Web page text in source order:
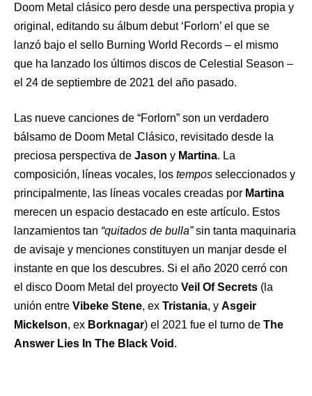
Doom Metal clásico pero desde una perspectiva propia y
original, editando su álbum debut ‘Forlorn’ el que se
lanzó bajo el sello Burning World Records – el mismo
que ha lanzado los últimos discos de Celestial Season –
el 24 de septiembre de 2021 del año pasado.
Las nueve canciones de “Forlorn” son un verdadero
bálsamo de Doom Metal Clásico, revisitado desde la
preciosa perspectiva de Jason y Martina. La
composición, líneas vocales, los tempos seleccionados y
principalmente, las líneas vocales creadas por Martina
merecen un espacio destacado en este artículo. Estos
lanzamientos tan “quitados de bulla”sin tanta maquinaria
de avisaje y menciones constituyen un manjar desde el
instante en que los descubres. Si el año 2020 cerró con
el disco Doom Metal del proyecto Veil Of Secrets (la
unión entre Vibeke Stene, ex Tristania, y Asgeir
Mickelson, ex Borknagar) el 2021 fue el turno de The
Answer Lies In The Black Void .